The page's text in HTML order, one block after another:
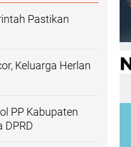
Pastikan
Keluarga Herlan
PP Kabupaten
DPRD